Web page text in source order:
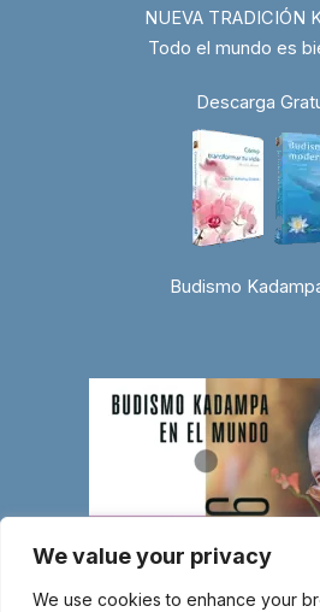
We value your privacy
We use cookies to enhance your
NUEVA TRADICIÓN
Todo el mundo es
Descarga
Budismo